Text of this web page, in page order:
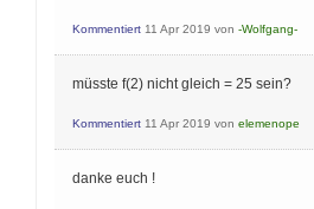
Kommentiert 11 Apr 2019 von -Wolfgang-
müsste f(2) nicht gleich = 25 sein?
Kommentiert 11 Apr 2019 von elemenope
danke euch !